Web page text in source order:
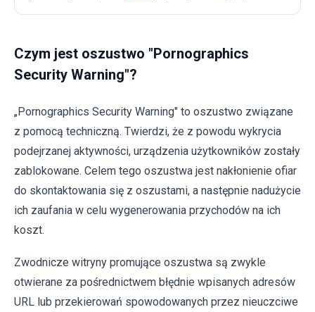
Czym jest oszustwo "Pornographics
Security Warning"?
„Pornographics Security Warning" to oszustwo związane
z pomocą techniczną. Twierdzi, że z powodu wykrycia
podejrzanej aktywności, urządzenia użytkowników zostały
zablokowane. Celem tego oszustwa jest nakłonienie ofiar
do skontaktowania się z oszustami, a następnie nadużycie
ich zaufania w celu wygenerowania przychodów na ich
koszt.
Zwodnicze witryny promujące oszustwa są zwykle
otwierane za pośrednictwem błędnie wpisanych adresów
URL lub przekierowań spowodowanych przez nieuczciwe